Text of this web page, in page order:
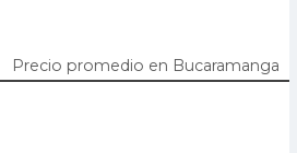
Precio promedio en Bucaramanga